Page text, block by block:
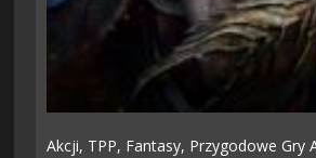
Akcji, TPP, Fantasy, Przygodowe Gry